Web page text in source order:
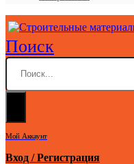
Поиск
Мой Аккаунт
Вход / Регистрация